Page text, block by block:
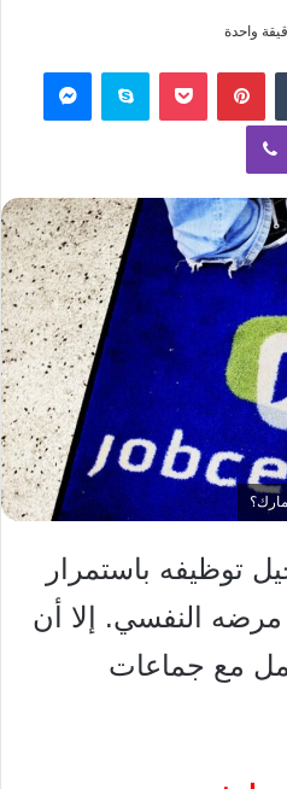
واحدة
بينتيريست سكايب
ڤايبر
توظيفه باستمرار
النفسي. إلا أن
مع جماعات